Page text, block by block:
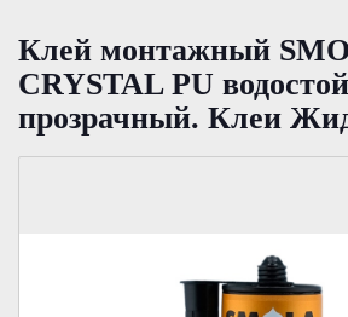
Клей монтажный
CRYSTAL PU
прозрачный. Клеи